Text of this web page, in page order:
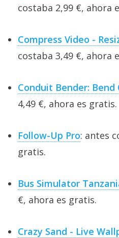
costaba 2,99 €, ahora
Compress Video -
costaba 3,49 €, ahora
Conduit Bender: Bend
4,49 €, ahora es gratis.
Follow-Up Pro: antes
gratis.
Bus Simulator
€, ahora es gratis.
Crazy Sand - Live